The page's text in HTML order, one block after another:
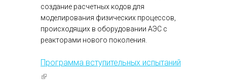
создание расчетных кодов для
моделирования физических процессов,
происходящих в оборудовании АЭС с
реакторами нового поколения.
Программа вступительных испытаний
(внешняя ссылка)